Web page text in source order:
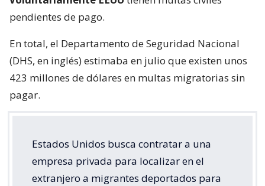
pendientes de pago.
En total, el Departamento de Seguridad Nacional
(DHS, en inglés) estimaba en julio que existen unos
423 millones de dólares en multas migratorias sin
pagar.
Estados Unidos busca contratar a una
empresa privada para localizar en el
extranjero a migrantes deportados para